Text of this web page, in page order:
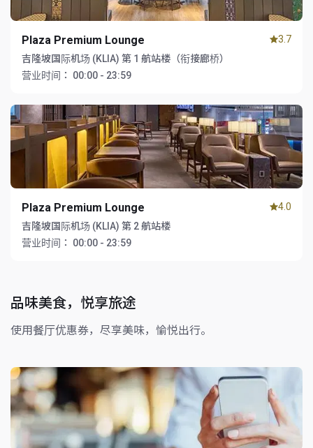
Plaza Premium Lounge
吉隆坡国际机场 (KLIA) 第 1 航站楼（衔接廊桥）
营业时间：
00:00 - 23:59
3.7
Plaza Premium Lounge
吉隆坡国际机场 (KLIA) 第 2 航站楼
营业时间：
00:00 - 23:59
4.0
品味美食，悦享旅途
使用餐厅优惠券，尽享美味，愉悦出行。